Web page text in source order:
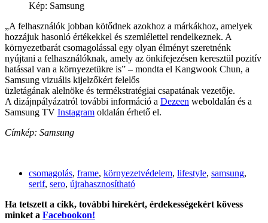
Kép: Samsung
„A felhasználók jobban kötődnek azokhoz a márkákhoz, amelyek
hozzájuk hasonló értékekkel és szemlélettel rendelkeznek. A
környezetbarát csomagolással egy olyan élményt szeretnénk
nyújtani a felhasználóknak, amely az önkifejezésen keresztül pozitív
hatással van a környezetükre is” – mondta el Kangwook Chun, a
Samsung vizuális kijelzőkért felelős
üzletágának alelnöke és termékstratégiai csapatának vezetője.
A dizájnpályázatról további információ a Dezeen weboldalán és a
Samsung TV Instagram oldalán érhető el.
Címkép: Samsung
csomagolás, frame, környezetvédelem, lifestyle, samsung,
serif, sero, újrahasznosítható
Ha tetszett a cikk, további hírekért, érdekességekért kövess
minket a Facebookon!